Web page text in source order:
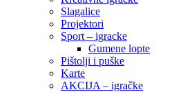
Slagalice
Projektori
Sport – igracke
Gumene lopte
Pištolji i puške
Karte
AKCIJA – igračke